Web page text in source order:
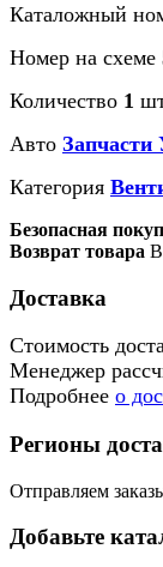
Каталожный
Номер на схеме
Количество 1
Авто
Категория
Безопасная
Возврат товара
Доставка
Стоимость
Менеджер
Подробнее о
Регионы
Отправляем
Добавьте